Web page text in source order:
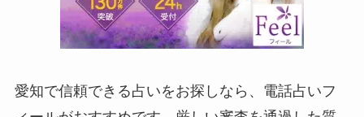
愛知で信頼できる占いをお探しなら、電話占いフ